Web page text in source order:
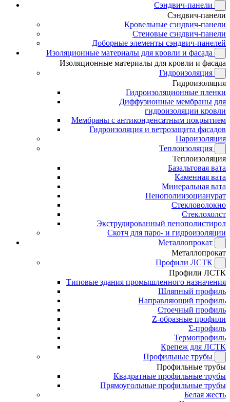
Сэндвич-панели
Сэндвич-панели
Кровельные сэндвич-панели
Стеновые сэндвич-панели
Доборные элементы сэндвич-панелей
Изоляционные материалы для кровли и фасада
Изоляционные материалы для кровли и фасада
Гидроизоляция
Гидроизоляция
Гидроизоляционные пленки
Диффузионные мембраны для
гидроизоляции кровли
Мембраны с антиконденсатным покрытием
Гидроизоляция и ветрозащита фасадов
Пароизоляция
Теплоизоляция
Теплоизоляция
Базальтовая вата
Каменная вата
Минеральная вата
Пенополиизоцианурат
Стекловолокно
Стеклохолст
Экструдированный пенополистирол
Скотч для паро- и гидроизоляции
Металлопрокат
Металлопрокат
Профили ЛСТК
Профили ЛСТК
Типовые здания промышленного назначения
Шляпный профиль
Направляющий профиль
Стоечный профиль
Z-образные профили
Σ-профиль
Термопрофиль
Крепеж для ЛСТК
Профильные трубы
Профильные трубы
Квадратные профильные трубы
Прямоугольные профильные трубы
Белая жесть